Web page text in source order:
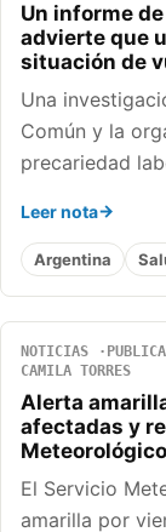
Un informe
advierte que
situación de
Una
Común y la
precariedad
Leer nota
Argentina
NOTICIAS
CAMILA TORRES
Alerta
afectadas y
Meteorológico
El Servicio
amarilla por